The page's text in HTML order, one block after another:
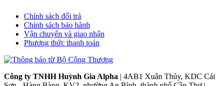
Chính sách đổi trả
Chính sách bảo hành
Vận chuyển và giao nhận
Phương thức thanh toán
Công ty TNHH Huỳnh Gia Alpha | 4AB1 Xuân Thủy, KDC Cái